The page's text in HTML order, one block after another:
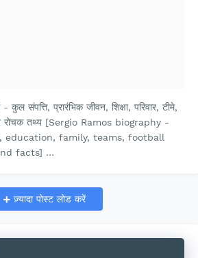
- कुल संपत्ति, प्रारंभिक जीवन, शिक्षा, परिवार, टीमे,
रोचक तथ्य [Sergio Ramos biography -
family, teams, football
facts] …
ज़्यादा पोस्ट लोड करें